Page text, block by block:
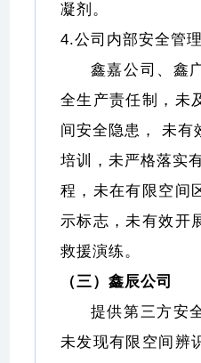
凝剂。
4.公司内部安全管理
鑫嘉公司、鑫
全生产责任制，未
间安全隐患， 未有
培训，未严格落实
程，未在有限空间
示标志，未有效开
救援演练。
（三）鑫辰公司
提供第三方安
未发现有限空间辨